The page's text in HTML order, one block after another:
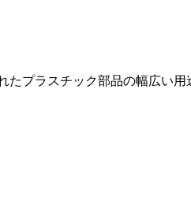
プラスチック部品の幅広い用